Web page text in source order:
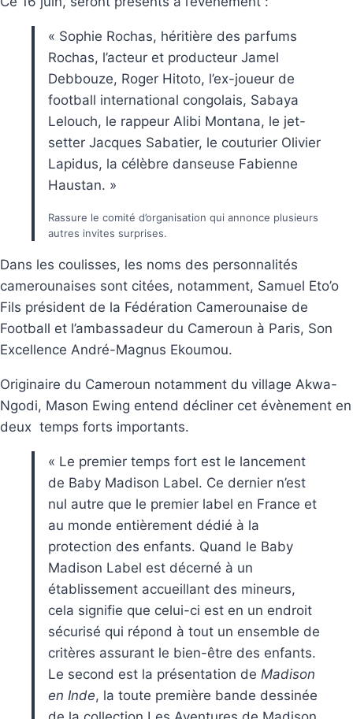
« Sophie Rochas, héritière des parfums
Rochas, l’acteur et producteur Jamel
Debbouze, Roger Hitoto, l’ex-joueur de
football international congolais, Sabaya
Lelouch, le rappeur Alibi Montana, le jet-
setter Jacques Sabatier, le couturier Olivier
Lapidus, la célèbre danseuse Fabienne
Haustan. »
Rassure le comité d’organisation qui annonce plusieurs
autres invites surprises.
Dans les coulisses, les noms des personnalités
camerounaises sont citées, notamment, Samuel Eto’o
Fils président de la Fédération Camerounaise de
Football et l’ambassadeur du Cameroun à Paris, Son
Excellence André-Magnus Ekoumou.
Originaire du Cameroun notamment du village Akwa-
Ngodi, Mason Ewing entend décliner cet évènement en
deux temps forts importants.
« Le premier temps fort est le lancement
de Baby Madison Label. Ce dernier n’est
nul autre que le premier label en France et
au monde entièrement dédié à la
protection des enfants. Quand le Baby
Madison Label est décerné à un
établissement accueillant des mineurs,
cela signifie que celui-ci est en un endroit
sécurisé qui répond à tout un ensemble de
critères assurant le bien-être des enfants.
Le second est la présentation de Madison
en Inde, la toute première bande dessinée